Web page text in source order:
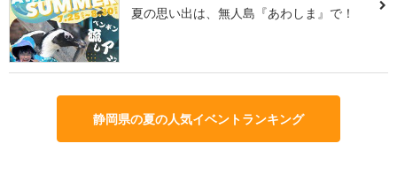
夏の思い出は、無人島『あわしま』で！
静岡県の夏の人気イベントランキング